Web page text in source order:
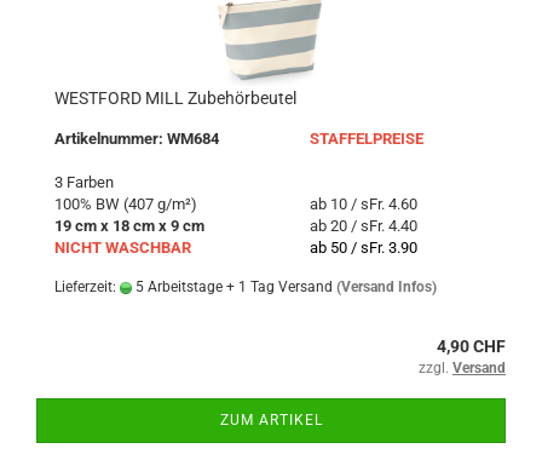
WESTFORD MILL Zubehörbeutel
Artikelnummer: WM684 STAFFELPREISE
3 Farben
100% BW (407 g/m²)
ab 10 / sFr. 4.60
19 cm x 18 cm x 9 cm
ab 20 / sFr. 4.40
NICHT WASCHBAR
ab 50 / sFr. 3.90
Lieferzeit: 5 Arbeitstage + 1 Tag Versand (Versand Infos)
4,90 CHF
zzgl. Versand
ZUM ARTIKEL